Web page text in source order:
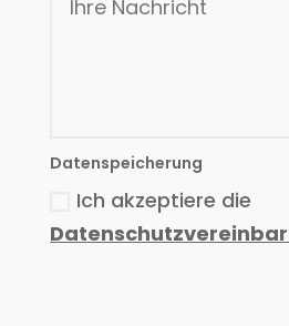
Datenspeicherung
Ich akzeptiere die